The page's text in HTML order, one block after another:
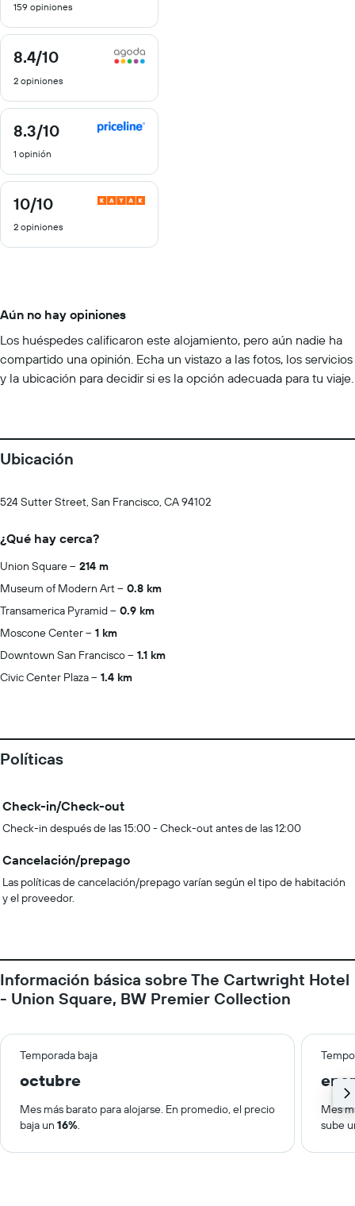
10
159 opiniones
8.4/10
8.4
10
2 opiniones
8.3/10
8.3
10
1 opinión
10/10
10
10
2 opiniones
Aún no hay opiniones
Los huéspedes calificaron este alojamiento, pero aún nadie ha
compartido una opinión. Echa un vistazo a las fotos, los servicios
y la ubicación para decidir si es la opción adecuada para tu viaje.
Ubicación
524 Sutter Street, San Francisco, CA 94102
¿Qué hay cerca?
Union Square
214 m
Museum of Modern Art
0.8 km
Transamerica Pyramid
0.9 km
Moscone Center
1 km
Downtown San Francisco
1.1 km
Civic Center Plaza
1.4 km
Políticas
Check-in/Check-out
Check-in después de las 15:00 - Check-out antes de las 12:00
Cancelación/prepago
Las políticas de cancelación/prepago varían según el tipo de habitación
y el proveedor.
Información básica sobre The Cartwright Hotel
- Union Square, BW Premier Collection
Temporada baja
octubre
Mes más barato para alojarse. En promedio, el precio
baja un 16%.
Mes
sube